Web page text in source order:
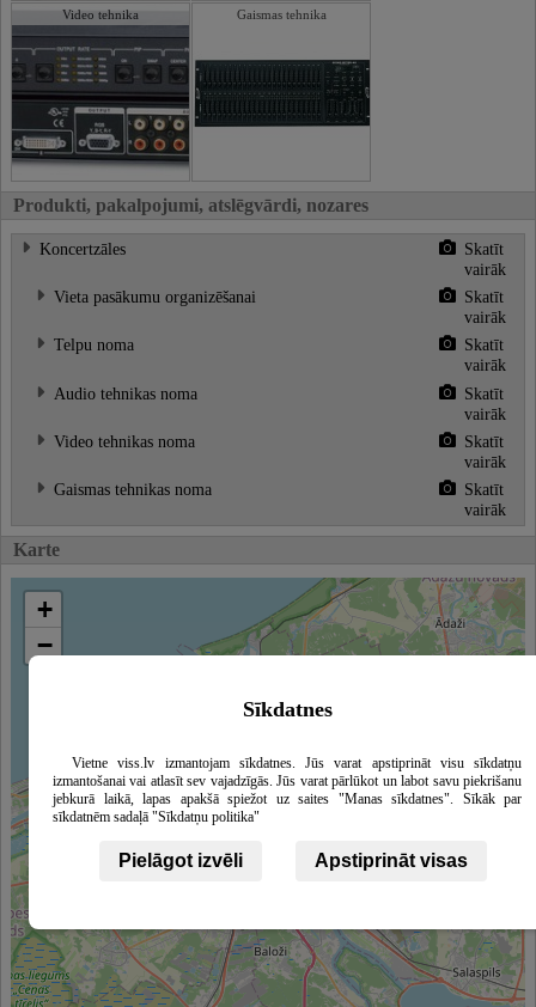
Video tehnika Gaismas tehnika
Produkti, pakalpojumi, atslēgvārdi, nozares
Koncertzāles
Skatīt
vairāk
Vieta pasākumu organizēšanai
Skatīt
vairāk
Telpu noma
Skatīt
vairāk
Audio tehnikas noma
Skatīt
vairāk
Video tehnikas noma
Skatīt
vairāk
Gaismas tehnikas noma
Skatīt
vairāk
Karte
+
−
Sīkdatnes
Vietne viss.lv izmantojam sīkdatnes. Jūs varat apstiprināt visu sīkdatņu
izmantošanai vai atlasīt sev vajadzīgās. Jūs varat pārlūkot un labot savu piekrišanu
jebkurā laikā, lapas apakšā spiežot uz saites "Manas sīkdatnes". Sīkāk par
sīkdatnēm sadaļā "Sīkdatņu politika"
Pielāgot izvēli Apstiprināt visas